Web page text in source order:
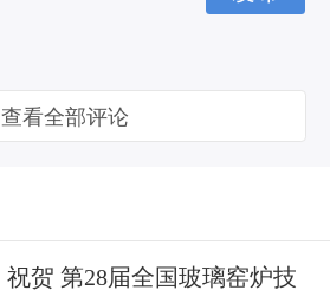
查看全部评论
祝贺 第28届全国玻璃窑炉技